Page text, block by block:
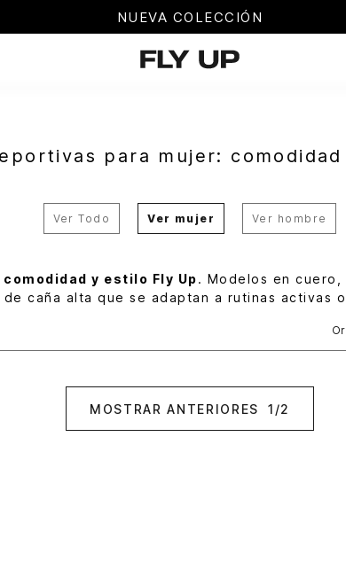
NUEVA COLECCIÓN
para mujer:
Ver Todo Ver mujer Ver hombre
y estilo Fly Up. Modelos en
caña alta que se adaptan a rutinas activas
MOSTRAR ANTERIORES